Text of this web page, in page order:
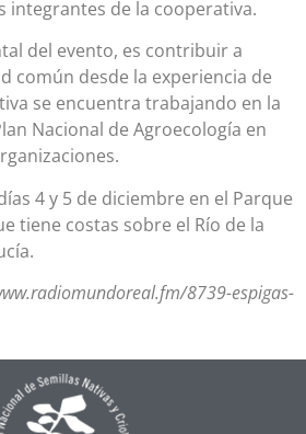
integrantes de la cooperativa.
del evento, es contribuir a
común desde la experiencia de
se encuentra trabajando en la
Nacional de Agroecología en
4 y 5 de diciembre en el Parque
tiene costas sobre el Río de la
8739-espigas-